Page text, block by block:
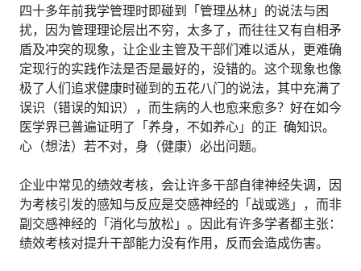
四十多年前我学管理时即碰到「管理丛林」的说法与困
扰，因为管理理论层出不穷，太多了，而往往又有自相矛
盾及冲突的现象，让企业主管及干部们难以适从，更难确
定现行的实践作法是否是最好的，没错的。这个现象也像
极了人们追求健康时碰到的五花八门的说法，其中充满了
误识（错误的知识），而生病的人也愈来愈多？好在如今
医学界已普遍证明了「养身，不如养心」的正 确知识。
心（想法）若不对，身（健康）必出问题。
企业中常见的绩效考核，会让许多干部自律神经失调，因
为考核引发的感知与反应是交感神经的「战或逃」，而非
副交感神经的「消化与放松」。因此有许多学者都主张：
绩效考核对提升干部能力没有作用，反而会造成伤害。